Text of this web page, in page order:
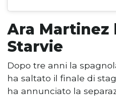
Ara Martinez
Starvie
Dopo tre anni la
ha saltato il finale di
ha annunciato la